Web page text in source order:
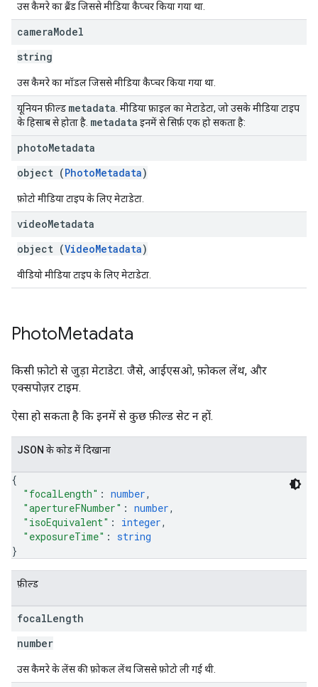
उस कैमरे का ब्रैंड जिससे मीडिया कैप्चर किया गया था.
cameraModel
string
उस कैमरे का मॉडल जिससे मीडिया कैप्चर किया गया था.
यूनियन फ़ील्ड metadata . मीडिया फ़ाइल का मेटाडेटा, जो उसके मीडिया टाइप
के हिसाब से होता है. metadata इनमें से सिर्फ़ एक हो सकता है:
photoMetadata
object (PhotoMetadata)
फ़ोटो मीडिया टाइप के लिए मेटाडेटा.
videoMetadata
object (VideoMetadata)
वीडियो मीडिया टाइप के लिए मेटाडेटा.
PhotoMetadata
किसी फ़ोटो से जुड़ा मेटाडेटा. जैसे, आईएसओ, फ़ोकल लेंथ, और
एक्सपोज़र टाइम.
ऐसा हो सकता है कि इनमें से कुछ फ़ील्ड सेट न हों.
JSON के काेड में दिखाना
{
"focalLength" : number,
"apertureFNumber" : number,
"isoEquivalent" : integer,
"exposureTime" : string
}
फ़ील्ड
focalLength
number
उस कैमरे के लेंस की फ़ोकल लेंथ जिससे फ़ोटो ली गई थी.